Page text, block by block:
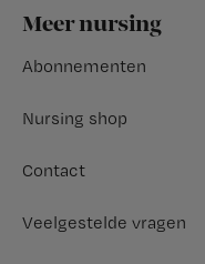
Footer
Meer nursing
Abonnementen
Nursing shop
Contact
Veelgestelde vragen